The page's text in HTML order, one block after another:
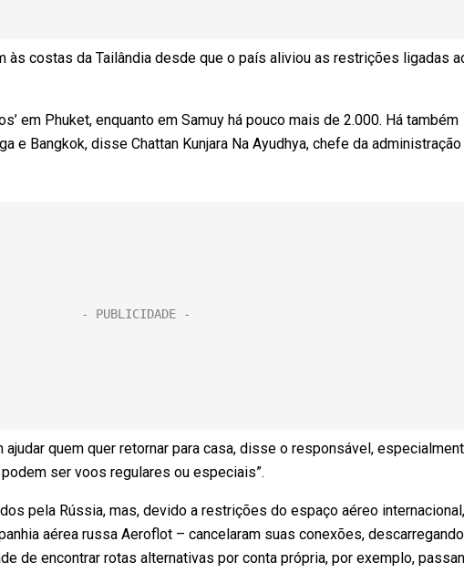
às costas da Tailândia desde que o país aliviou as restrições ligadas
em Phuket, enquanto em Samuy há pouco mais de 2.000. Há também
e Bangkok, disse Chattan Kunjara Na Ayudhya, chefe da
quem quer retornar para casa, disse o responsável,
ser voos regulares ou especiais”.
pela Rússia, mas, devido a restrições do espaço aéreo internacional,
aérea russa Aeroflot – cancelaram suas conexões,
de encontrar rotas alternativas por conta própria, por exemplo,